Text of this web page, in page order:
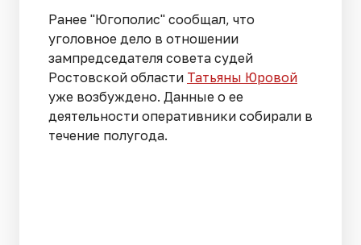
Ранее "Югополис" сообщал, что
уголовное дело в отношении
зампредседателя совета судей
Ростовской области Татьяны Юровой
уже возбуждено. Данные о ее
деятельности оперативники собирали в
течение полугода.